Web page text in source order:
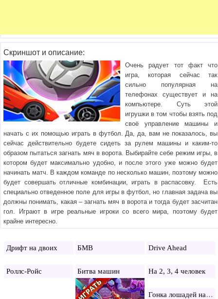
Скриншот и описание:
Очень радует тот факт что
игра, которая сейчас так
сильно популярная на
телефонах существует и на
компьютере. Суть этой
игрушки в том чтобы взять под
своё управление машины и
начать с их помощью играть в футбол. Да, да, вам не показалось, вы
сейчас действительно будете сидеть за рулем машины и каким-то
образом пытаться загнать мяч в ворота. Выбирайте себе режим игры, в
котором будет максимально удобно, и после этого уже можно будет
начинать матч. В каждом команде по несколько машин, поэтому можно
будет совершать отличные комбинации, играть в распасовку. Есть
специально отведенное поле для игры в футбол, но главная задача вы
должны понимать, какая – загнать мяч в ворота и тогда будет засчитан
гол. Играют в игре реальные игроки со всего мира, поэтому будет
крайне интересно.
Дрифт на двоих БМВ Drive Ahead
Роллс-Ройс Битва машин На 2, 3, 4 человек
Гонка лошадей на двоих